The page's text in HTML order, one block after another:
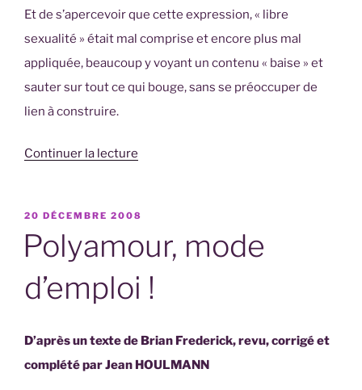
Et de s’apercevoir que cette expression, « libre
sexualité » était mal comprise et encore plus mal
appliquée, beaucoup y voyant un contenu « baise » et
sauter sur tout ce qui bouge, sans se préoccuper de
lien à construire.
Continuer la lecture
quoi
? »
PUBLIÉ
20 DÉCEMBRE 2008
Polyamour, mode
d’emploi !
D’après un texte de Brian Frederick, revu, corrigé et
complété par Jean HOULMANN